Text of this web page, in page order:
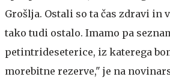
Grošlja. Ostali so ta čas zdravi in
tako tudi ostalo. Imamo pa
petintrideseterice, iz katerega
morebitne rezerve," je na